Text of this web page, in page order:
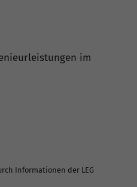
im
Informationen der LEG